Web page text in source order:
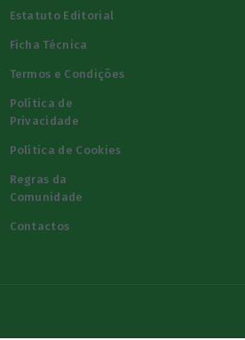
Estatuto Editorial
Ficha Técnica
Termos e Condições
Política de
Privacidade
Política de Cookies
Regras da
Comunidade
Contactos